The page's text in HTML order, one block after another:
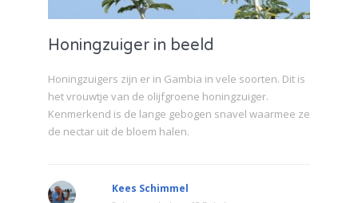
Honingzuiger in beeld
Honingzuigers zijn er in Gambia in vele soorten. Dit is
het vrouwtje van de olijfgroene honingzuiger.
Kenmerkend is de lange gebogen snavel waarmee ze
de nectar uit de bloem halen.
Kees Schimmel